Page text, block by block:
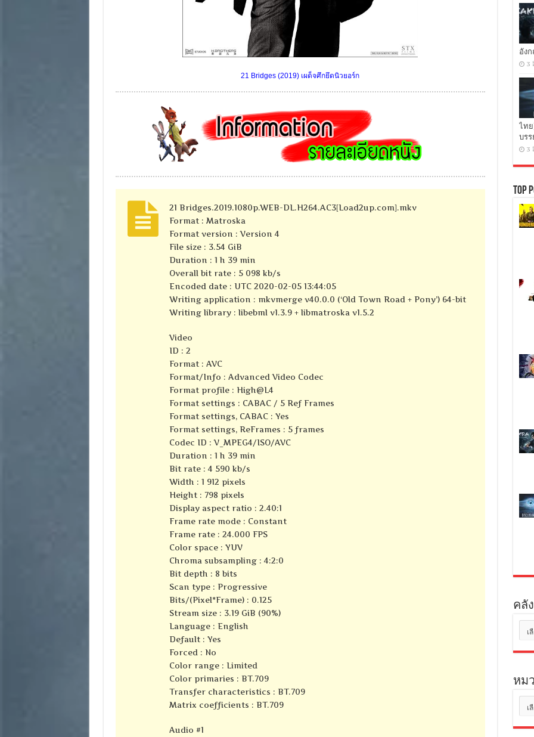
21 Bridges (2019) เผด็จศึกยึดนิวยอร์ก
21 Bridges.2019.1080p.WEB-DL.H264.AC3[Load2up.com].mkv
Format : Matroska
Format version : Version 4
File size : 3.54 GiB
Duration : 1 h 39 min
Overall bit rate : 5 098 kb/s
Encoded date : UTC 2020-02-05 13:44:05
Writing application : mkvmerge v40.0.0 (‘Old Town Road + Pony’) 64-bit
Writing library : libebml v1.3.9 + libmatroska v1.5.2
Video
ID : 2
Format : AVC
Format/Info : Advanced Video Codec
Format profile : High@L4
Format settings : CABAC / 5 Ref Frames
Format settings, CABAC : Yes
Format settings, ReFrames : 5 frames
Codec ID : V_MPEG4/ISO/AVC
Duration : 1 h 39 min
Bit rate : 4 590 kb/s
Width : 1 912 pixels
Height : 798 pixels
Display aspect ratio : 2.40:1
Frame rate mode : Constant
Frame rate : 24.000 FPS
Color space : YUV
Chroma subsampling : 4:2:0
Bit depth : 8 bits
Scan type : Progressive
Bits/(Pixel*Frame) : 0.125
Stream size : 3.19 GiB (90%)
Language : English
Default : Yes
Forced : No
Color range : Limited
Color primaries : BT.709
Transfer characteristics : BT.709
Matrix coefficients : BT.709
Audio #1
อัง
3
ไท
บร
3
Top
คลั
เก็บ
หม
หมู่